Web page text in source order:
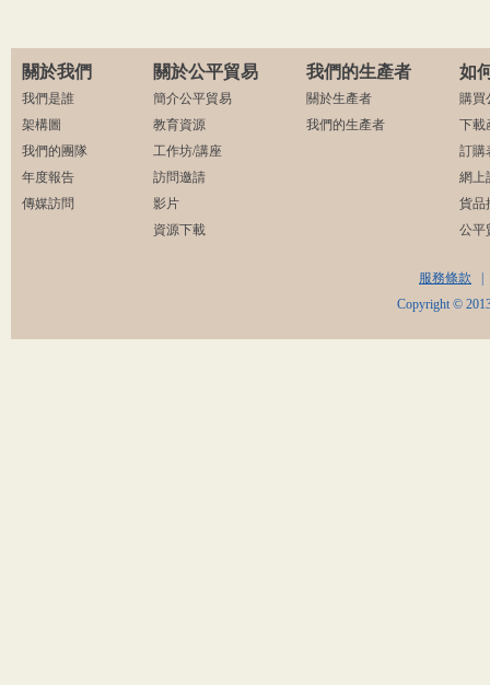
關於我們 關於公平貿易 我們的生產者 如
我們是誰
架構圖
我們的團隊
年度報告
傳媒訪問
簡介公平貿易
教育資源
工作坊/講座
訪問邀請
影片
資源下載
關於生產者
我們的生產者
購買
下載
訂購
網上
貨品
公平
服務條款
Copyright ©